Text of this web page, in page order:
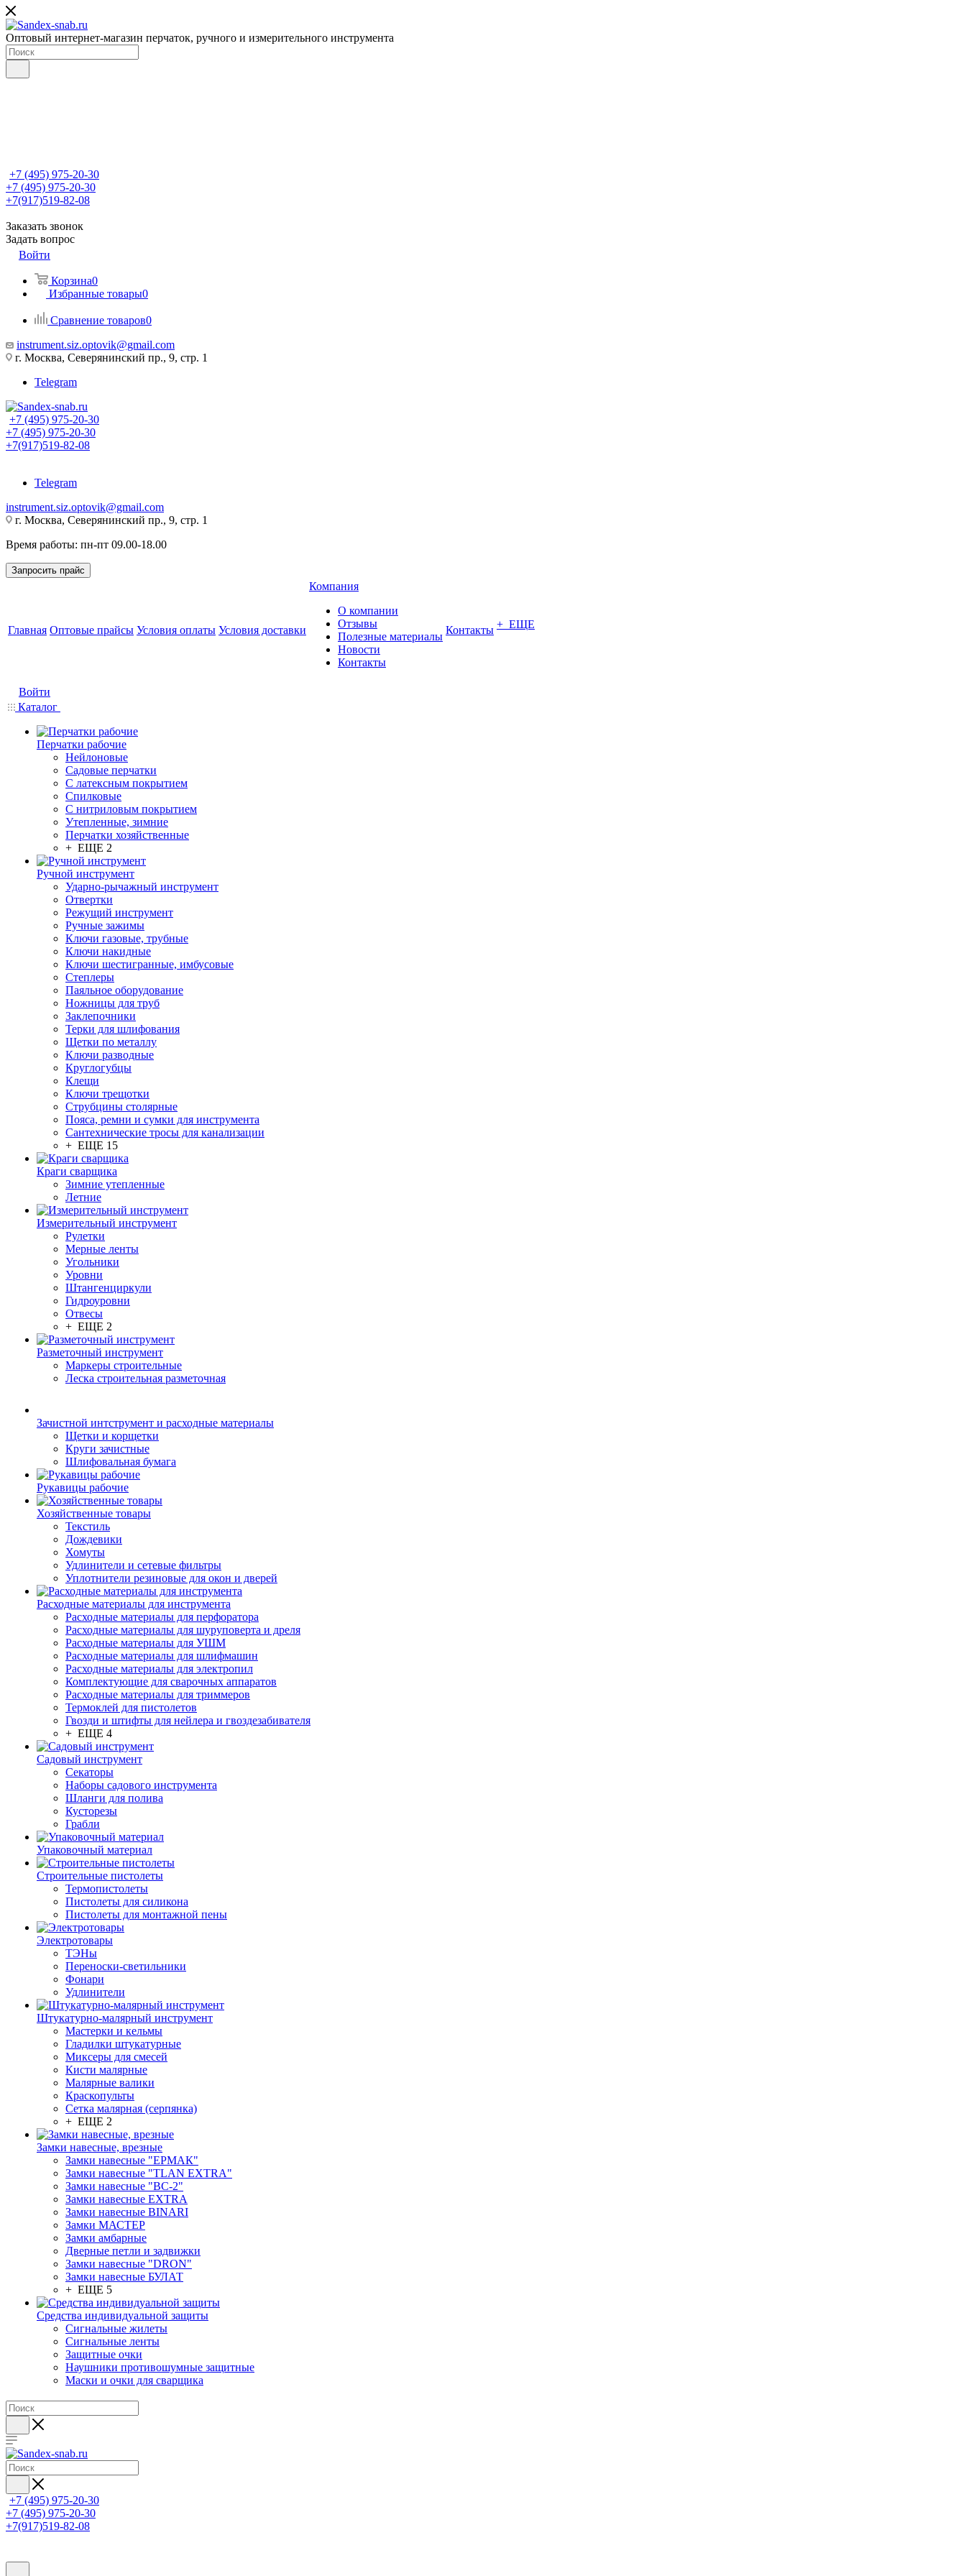
Оптовый интернет-магазин перчаток, ручного и измерительного инструмента
+7 (495) 975-20-30
+7 (495) 975-20-30
+7(917)519-82-08
Заказать звонок
Задать вопрос
Войти
Корзина0
Избранные товары0
Сравнение товаров0
instrument.siz.optovik@gmail.com
г. Москва, Северянинский пр., 9, стр. 1
Telegram
+7 (495) 975-20-30
+7 (495) 975-20-30
+7(917)519-82-08
Telegram
instrument.siz.optovik@gmail.com
г. Москва, Северянинский пр., 9, стр. 1
Время работы: пн-пт 09.00-18.00
Запросить прайс
Главная Оптовые прайсы Условия оплаты Условия доставки
Компания
О компании
Отзывы
Полезные материалы
Новости
Контакты
Контакты + ЕЩЕ
Войти
Каталог
Перчатки рабочие
Нейлоновые
Садовые перчатки
С латексным покрытием
Cпилковые
С нитриловым покрытием
Утепленные, зимние
Перчатки хозяйственные
+ ЕЩЕ 2
Ручной инструмент
Ударно-рычажный инструмент
Отвертки
Режущий инструмент
Ручные зажимы
Ключи газовые, трубные
Ключи накидные
Ключи шестигранные, имбусовые
Степлеры
Паяльное оборудование
Ножницы для труб
Заклепочники
Терки для шлифования
Щетки по металлу
Ключи разводные
Круглогубцы
Клещи
Ключи трещотки
Струбцины столярные
Пояса, ремни и сумки для инструмента
Сантехнические тросы для канализации
+ ЕЩЕ 15
Краги сварщика
Зимние утепленные
Летние
Измерительный инструмент
Рулетки
Мерные ленты
Угольники
Уровни
Штангенциркули
Гидроуровни
Отвесы
+ ЕЩЕ 2
Разметочный инструмент
Маркеры строительные
Леска строительная разметочная
Зачистной интструмент и расходные материалы
Щетки и корщетки
Круги зачистные
Шлифовальная бумага
Рукавицы рабочие
Хозяйственные товары
Текстиль
Дождевики
Хомуты
Удлинители и сетевые фильтры
Уплотнители резиновые для окон и дверей
Расходные материалы для инструмента
Расходные материалы для перфоратора
Расходные материалы для шуруповерта и дреля
Расходные материалы для УШМ
Расходные материалы для шлифмашин
Расходные материалы для электропил
Комплектующие для сварочных аппаратов
Расходные материалы для триммеров
Термоклей для пистолетов
Гвозди и штифты для нейлера и гвоздезабивателя
+ ЕЩЕ 4
Садовый инструмент
Секаторы
Наборы садового инструмента
Шланги для полива
Кусторезы
Грабли
Упаковочный материал
Строительные пистолеты
Термопистолеты
Пистолеты для силикона
Пистолеты для монтажной пены
Электротовары
ТЭНы
Переноски-светильники
Фонари
Удлинители
Штукатурно-малярный инструмент
Мастерки и кельмы
Гладилки штукатурные
Миксеры для смесей
Кисти малярные
Малярные валики
Краскопульты
Сетка малярная (серпянка)
+ ЕЩЕ 2
Замки навесные, врезные
Замки навесные "ЕРМАК"
Замки навесные "TLAN EXTRA"
Замки навесные "ВС-2"
Замки навесные EXTRA
Замки навесные BINARI
Замки МАСТЕР
Замки амбарные
Дверные петли и задвижки
Замки навесные "DRON"
Замки навесные БУЛАТ
+ ЕЩЕ 5
Средства индивидуальной защиты
Сигнальные жилеты
Сигнальные ленты
Защитные очки
Наушники противошумные защитные
Маски и очки для сварщика
+7 (495) 975-20-30
+7 (495) 975-20-30
+7(917)519-82-08